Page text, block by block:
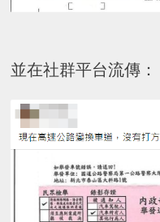
並在社群平台流傳：